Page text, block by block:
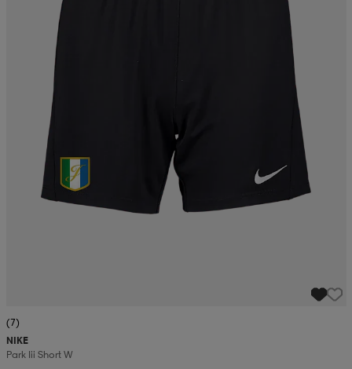
(7)
NIKE
Park Iii Short W